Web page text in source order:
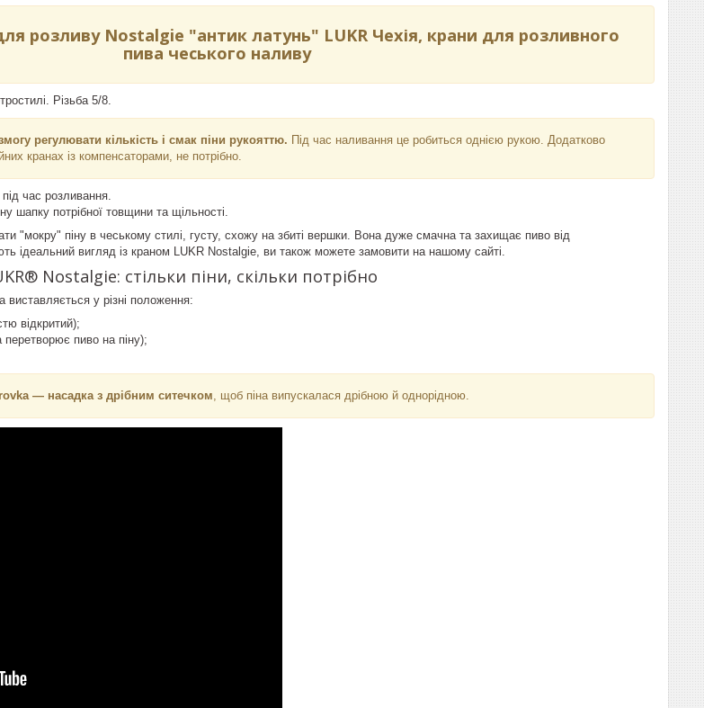
розливу Nostalgie "антик латунь" LUKR Чехія, крани для розливного
пива чеського наливу
Різьба 5/8.
регулювати кількість і смак піни рукояттю. Під час наливання це робиться однією рукою. Додатково
кранах із компенсаторами, не потрібно.
час розливання.
шапку потрібної товщини та щільності.
"мокру" піну в чеському стилі, густу, схожу на збиті вершки. Вона дуже смачна та захищає пиво від
ідеальний вигляд із краном LUKR Nostalgie, ви також можете замовити на нашому сайті.
Nostalgie: стільки піни, скільки потрібно
у різні положення:
відкритий);
пиво на піну);
— насадка з дрібним ситечком , щоб піна випускалася дрібною й однорідною.